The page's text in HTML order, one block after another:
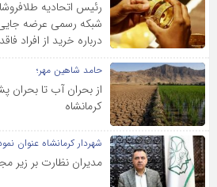
رئیس اتحادیه
شبکه رسمی عرضه
درباره خرید از افراد
حامد شاهین مهر؛
از بحران آب تا
کرمانشاه
شهردار کرمانشاه عنوان
مدیران نظارت بر زیر